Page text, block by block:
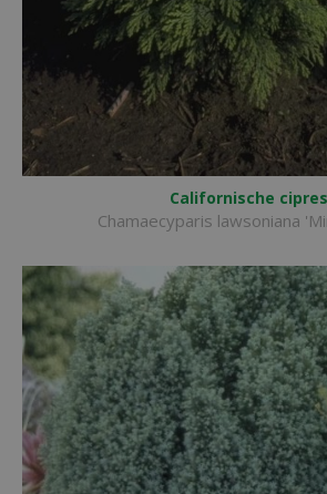
Californische cipres
Chamaecyparis lawsoniana